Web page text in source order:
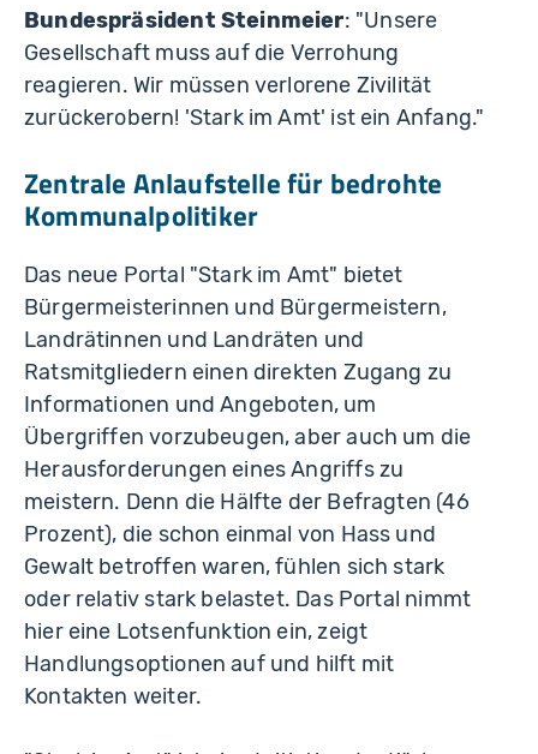
Bundespräsident Steinmeier: "Unsere
Gesellschaft muss auf die Verrohung
reagieren. Wir müssen verlorene Zivilität
zurückerobern! 'Stark im Amt' ist ein Anfang."
Zentrale Anlaufstelle für bedrohte
Kommunalpolitiker
Das neue Portal "Stark im Amt" bietet
Bürgermeisterinnen und Bürgermeistern,
Landrätinnen und Landräten und
Ratsmitgliedern einen direkten Zugang zu
Informationen und Angeboten, um
Übergriffen vorzubeugen, aber auch um die
Herausforderungen eines Angriffs zu
meistern. Denn die Hälfte der Befragten (46
Prozent), die schon einmal von Hass und
Gewalt betroffen waren, fühlen sich stark
oder relativ stark belastet. Das Portal nimmt
hier eine Lotsenfunktion ein, zeigt
Handlungsoptionen auf und hilft mit
Kontakten weiter.